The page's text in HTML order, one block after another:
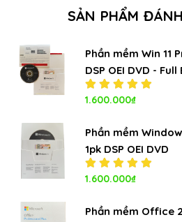
SẢN PHẨM
Phần mềm Win 11
DSP OEI DVD - Full
Được xếp
sao
1.600.000₫
Phần mềm
1pk DSP OEI DVD
Được xếp
sao
1.600.000₫
Phần mềm Office